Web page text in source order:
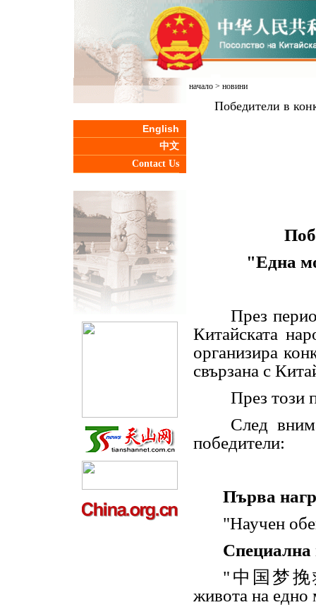
English
中文
Contact Us
начало> новини
Победители в
"Една
През
Китайската
организира
свързана с
През този
След
победители:
Първа
"Научен
Специална
"中国梦
живота на